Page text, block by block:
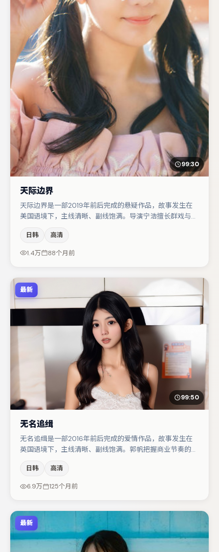
99:30
天际边界
天际边界是一部2019年前后完成的悬疑作品，故事发生在
美国语境下，主线清晰、副线饱满。导演宁浩擅长群戏与空
括文淇、张颂文、蒋奇明等，角色动机前后呼应，适合喜欢
抠台词与伏笔的观众。节奏紧凑、反转有度，值得列入片
日韩 高清
1.4万 88个月前
最新
99:50
无名追缉
无名追缉是一部2016年前后完成的爱情作品，故事发生在
英国语境下，主线清晰、副线饱满。郭帆把握商业节奏的同
中承担叙事驱动，秦海璐、廖凡分别提供反差与喜剧/悬疑
调剂（视场次而定）。节奏紧凑、反转有度，值得列入片
日韩 高清
6.9万 125个月前
最新